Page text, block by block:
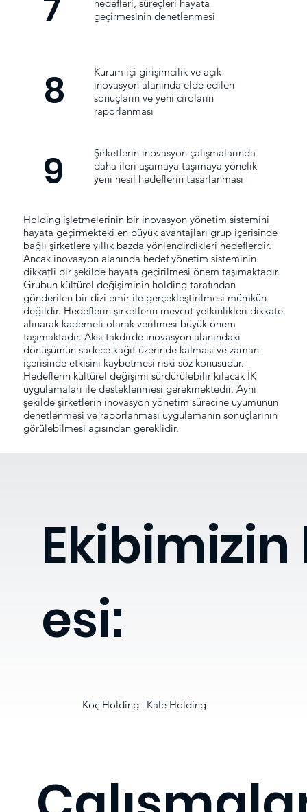
Holding işletmelerinin bir inovasyon yönetim sistemini
hayata geçirmekteki en büyük avantajları grup içerisinde
bağlı şirketlere yıllık bazda yönlendirdikleri hedeflerdir.
Ancak inovasyon alanında hedef yönetim sisteminin
dikkatli bir şekilde hayata geçirilmesi önem taşımaktadır.
Grubun kültürel değişiminin holding tarafından
gönderilen bir dizi emir ile gerçekleştirilmesi mümkün
değildir. Hedeflerin şirketlerin mevcut yetkinlikleri dikkate
alınarak kademeli olarak verilmesi büyük önem
taşımaktadır. Aksi takdirde inovasyon alanındaki
dönüşümün sadece kağıt üzerinde kalması ve zaman
içerisinde etkisini kaybetmesi riski söz konusudur.
Hedeflerin kültürel değişimi sürdürülebilir kılacak İK
uygulamaları ile desteklenmesi gerekmektedir. Aynı
şekilde şirketlerin inovasyon yönetim sürecine uyumunun
denetlenmesi ve raporlanması uygulamanın sonuçlarının
görülebilmesi açısından gereklidir.
hedefleri, süreçleri hayata
geçirmesinin denetlenmesi
8
Kurum içi girişimcilik ve açık
inovasyon alanında elde edilen
sonuçların ve yeni ciroların
raporlanması
9
Şirketlerin inovasyon çalışmalarında
daha ileri aşamaya taşımaya yönelik
yeni nesil hedeflerin tasarlanması
esi:
Koç Holding | Kale Holding